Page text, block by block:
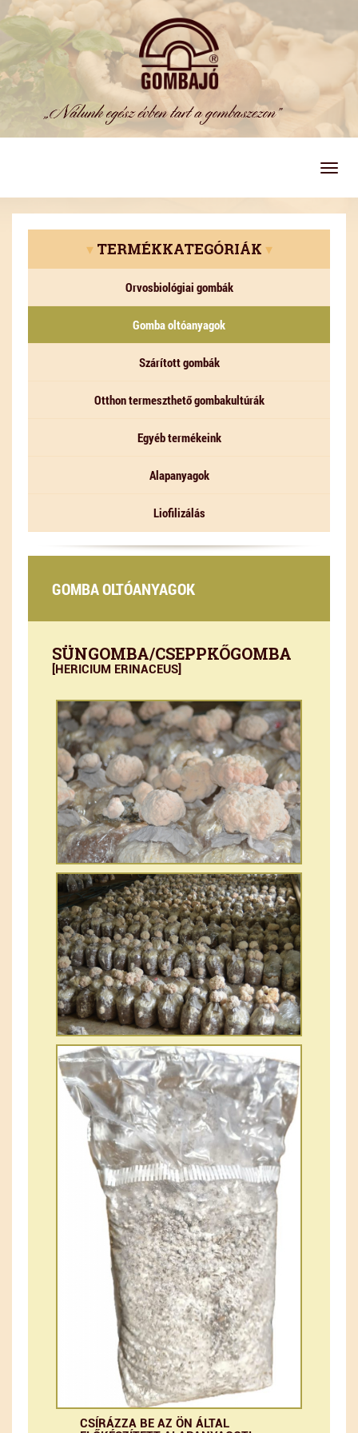
▾TERMÉKKATEGÓRIÁK ▾
Orvosbiológiai gombák
Gomba oltóanyagok
Szárított gombák
Otthon termeszthető gombakultúrák
Egyéb termékeink
Alapanyagok
Liofilizálás
GOMBA OLTÓANYAGOK
SÜNGOMBA/CSEPPKŐGOMBA
[HERICIUM ERINACEUS]
CSÍRÁZZA BE AZ ÖN ÁLTAL